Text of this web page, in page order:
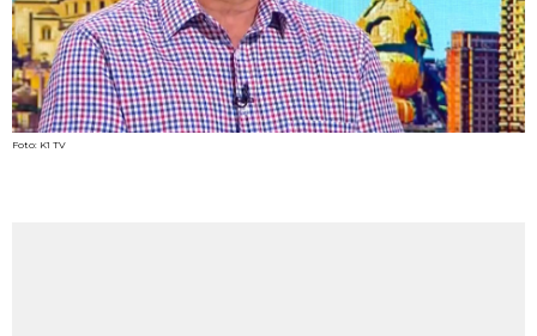
Foto: K1 TV